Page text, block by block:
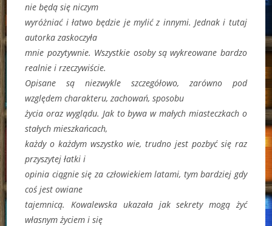
nie będą się niczym
wyróżniać i łatwo będzie je mylić z innymi. Jednak i tutaj
autorka zaskoczyła
mnie pozytywnie. Wszystkie osoby są wykreowane bardzo
realnie i rzeczywiście.
Opisane są niezwykle szczegółowo, zarówno pod
względem charakteru, zachowań, sposobu
życia oraz wyglądu. Jak to bywa w małych miasteczkach o
stałych mieszkańcach,
każdy o każdym wszystko wie, trudno jest pozbyć się raz
przyszytej łatki i
opinia ciągnie się za człowiekiem latami, tym bardziej gdy
coś jest owiane
tajemnicą. Kowalewska ukazała jak sekrety mogą żyć
własnym życiem i się